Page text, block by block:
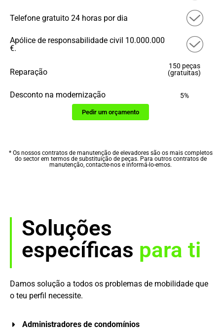
Telefone gratuito 24 horas por dia
Apólice de responsabilidade civil 10.000.000
€.
Reparação
150 peças
(gratuitas)
Desconto na modernização 5%
Pedir um orçamento
* Os nossos contratos de manutenção de elevadores são os mais completos
do sector em termos de substituição de peças. Para outros contratos de
manutenção, contacte-nos e informá-lo-emos.
Soluções
específicas para ti
Damos solução a todos os problemas de mobilidade que
o teu perfil necessite.
Administradores de condomínios